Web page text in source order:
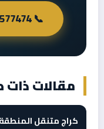
📞 98577474
مقالات ذات
كراج متنقل المنطقة